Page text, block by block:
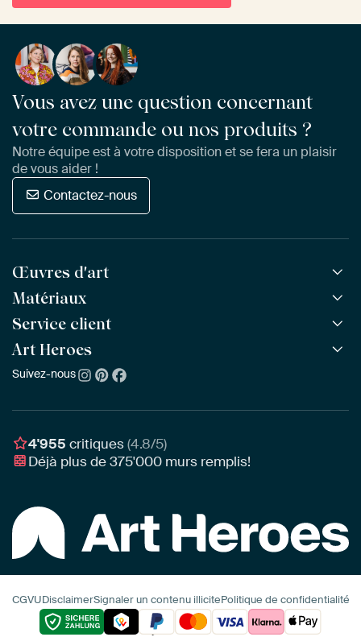
Vous avez une question concernant
votre commande ou nos produits ?
Notre équipe est à votre disposition et se fera un plaisir
de vous aider !
Contactez-nous
Œuvres d'art
Toutes les œuvres
Toutes les collections
Tous les artistes
Meilleures ventes
Nouveautés
Matériaux
ArtFrame™ POPULAIRE
ArtFrame™ en bois
Toile
Service client
Questions fréquentes
Commander
Délai & Livraison
Montage & Accrochage
Chèques cadeaux
Art Heroes
À propos de nous
Récompenses
Professionnels
Suivez-nous
4'955 critiques(4.8/5)
Déjà plus de375'000 murs remplis!
CGVUDisclaimerSignaler un contenu illicitePolitique de confidentialité